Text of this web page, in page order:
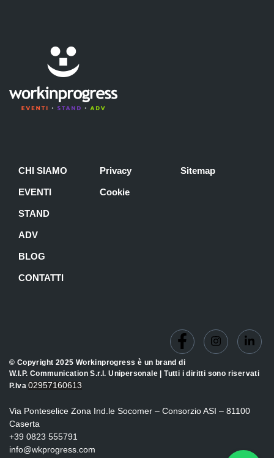
CHI SIAMO
EVENTI
STAND
ADV
BLOG
CONTATTI
Privacy
Cookie
Sitemap
© Copyright 2025 Workinprogress è un brand di
W.I.P. Communication S.r.l. Unipersonale | Tutti i diritti sono riservati
P.Iva02957160613
Via Ponteselice Zona Ind.le Socomer – Consorzio ASI – 81100
Caserta
+39 0823 555791
info@wkprogress.com